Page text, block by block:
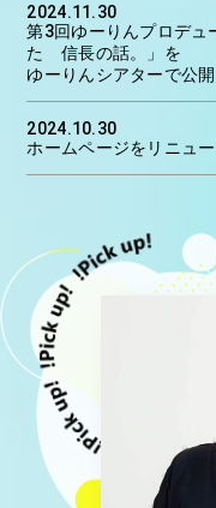
2024.11.30
第3回ゆーりんプロデュ
た 信長の話。」を
ゆーりんシアターで公
2024.10.30
ホームページをリニュ